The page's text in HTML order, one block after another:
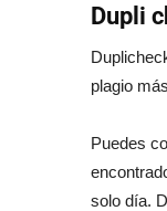
Dupli
plagio
Puedes
solo día.